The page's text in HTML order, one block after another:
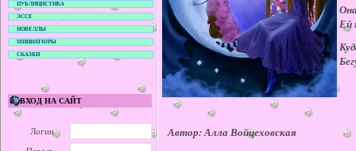
ПУБЛИЦИСТИКА
ЭССЕ
НОВЕЛЛЫ
МИНИАТЮРЫ
СКАЗКИ
ВХОД НА САЙТ
Логин
Ей
Автор: Алла Войцеховская